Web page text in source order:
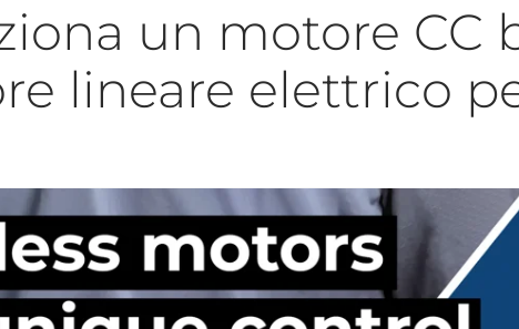
un motore CC
lineare elettrico